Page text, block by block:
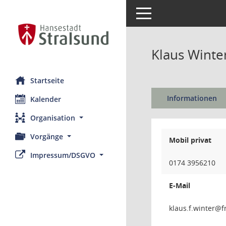
Startseite
Kalender
Organisation
Vorgänge
Impressum/DSGVO
Toggle navigation
Klaus
Informationen
Mobil privat
0174 3956210
E-Mail
retniw.